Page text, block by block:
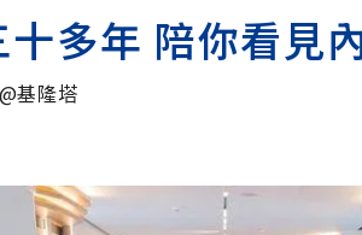
多年 陪你看見
基隆塔
加入追蹤